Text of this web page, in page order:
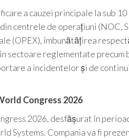
a cauzei principale la sub
centrele de operațiuni (NOC,
(OPEX), îmbunătățirea
sectoare reglementate precum
a incidentelor și de
Congress 2026
2026, desfășurat în
Systems. Compania va fi